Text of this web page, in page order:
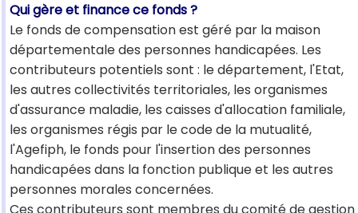
Qui gère et finance ce fonds ?
Le fonds de compensation est géré par la maison
départementale des personnes handicapées. Les
contributeurs potentiels sont : le département, l'Etat,
les autres collectivités territoriales, les organismes
d'assurance maladie, les caisses d'allocation familiale,
les organismes régis par le code de la mutualité,
l'Agefiph, le fonds pour l'insertion des personnes
handicapées dans la fonction publique et les autres
personnes morales concernées.